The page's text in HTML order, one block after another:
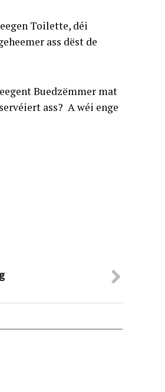
Toilette, déi
ass dëst de
Buedzëmmer mat
ass? A wéi enge